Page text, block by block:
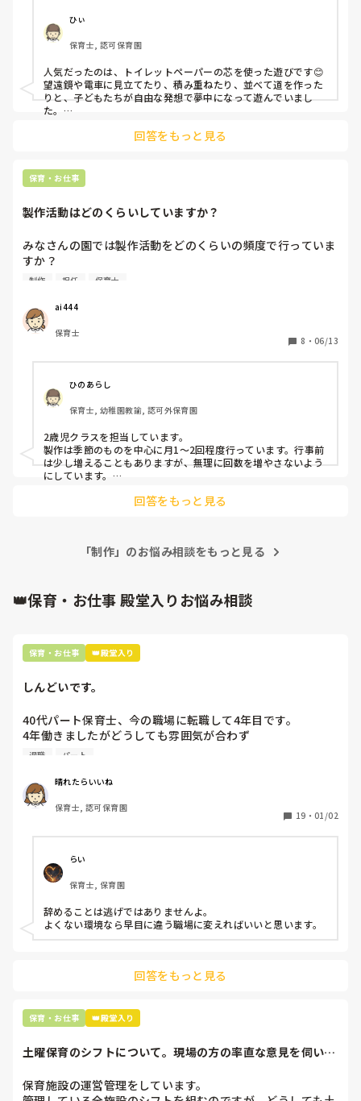
ひぃ
保育士, 認可保育園
人気だったのは、トイレットペーパーの芯を使った遊びです😊
望遠鏡や電車に見立てたり、積み重ねたり、並べて道を作った
りと、子どもたちが自由な発想で夢中になって遊んでいまし
た。
らせる・新聞紙プールなど、何度やっても大盛り上がりでした
回答をもっと見る
保育・お仕事
製作活動はどのくらいしていますか？
みなさんの園では製作活動をどのくらいの頻度で行っていま
すか？
毎週ですか？月1〜2回くらいですか？
制作 担任 保育士
ai444
保育士
8 ・ 06/13
ひのあらし
保育士, 幼稚園教諭, 認可外保育園
2歳児クラスを担当しています。
製作は季節のものを中心に月1〜2回程度行っています。行事前
は少し増えることもありますが、無理に回数を増やさないよう
にしています。
また、完成品の見栄えよりも、子どもたちが「貼る・描く・ち
回答をもっと見る
「制作」のお悩み相談をもっと見る
👑保育・お仕事 殿堂入りお悩み相談
保育・お仕事 👑殿堂入り
しんどいです。
40代パート保育士、今の職場に転職して4年目です。
4年働きましたがどうしても雰囲気が合わず
退職しようと思っています。
周りの職員は、勤続10年以上から何十年という先生がほとん
どです。
保護者子どもの愚痴悪口が多く、
今で言う不適切保育も
仕方ないよね
もう何も言わずに
子どもの言いなりになればいいんだね
などいう意見で…
上の先生に相談することは難しそうです。
最後の職場にしようと思っていましたが
辞めることは逃げ、と、過去辞めた人も何年も言われ続けて
います
退職 パート
晴れたらいいね
保育士, 認可保育園
19 ・ 01/02
らい
保育士, 保育園
辞めることは逃げではありませんよ。
よくない環境なら早目に違う職場に変えればいいと思います。
回答をもっと見る
保育・お仕事 👑殿堂入り
土曜保育のシフトについて。現場の方の率直な意見を伺いた
保育施設の運営管理をしています。